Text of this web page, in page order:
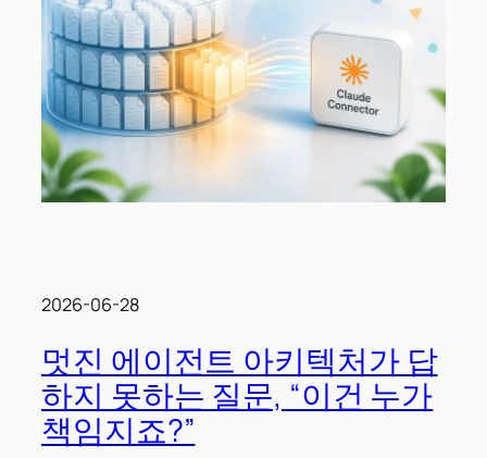
2026-06-28
멋진 에이전트 아키텍처가 답
하지 못하는 질문, “이건 누가
책임지죠?”